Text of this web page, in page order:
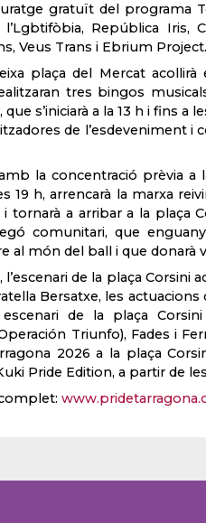
gratuït del programa
República Iris,
Veus Trans i Ebrium Project.
plaça del Mercat acollirà
tres bingos
s’iniciarà a la 13 h i fins a
de l’esdeveniment i
la concentració prèvia a
19 h, arrencarà la marxa
tornarà a arribar a la plaça
comunitari, que
al món del ball i que donarà
de la plaça Corsini
Bersatxe, les actuacions
de la plaça
Triunfo), Fades i
2026 a la plaça
Pride Edition, a partir de